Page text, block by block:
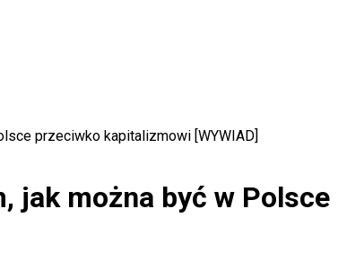
przeciwko kapitalizmowi [WYWIAD]
jak można być w